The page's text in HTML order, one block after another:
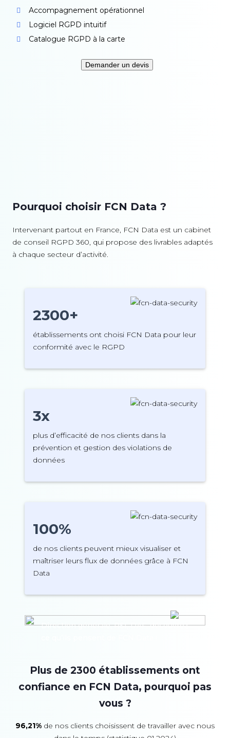
Accompagnement opérationnel
Logiciel RGPD intuitif
Catalogue RGPD à la carte
Demander un devis
Pourquoi choisir FCN Data ?
Intervenant partout en France, FCN Data est un cabinet
de conseil RGPD 360, qui propose des livrables adaptés
à chaque secteur d’activité.
2300+
établissements ont choisi FCN Data pour leur
conformité avec le RGPD
3x
plus d’efficacité de nos clients dans la
prévention et gestion des violations de
données
100%
de nos clients peuvent mieux visualiser et
maîtriser leurs flux de données grâce à FCN
Data
Direction générale, RSI, DAF, découvrez
Plus de 2300 établissements ont
confiance en FCN Data, pourquoi pas
vous ?
96,21% de nos clients choisissent de travailler avec nous